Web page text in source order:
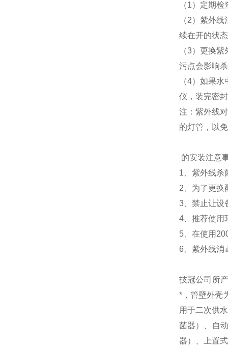
（1）定期
（2）紫外
续在开的状
（3）更换
污点会影响
（4）如果
仪，装完密
注：紫外线
的灯管，以
的安装注意
1、紫外线杀
2、为了更换
3、禁止让设
4、推荐使用
5、在使用
6、紫外线消
技冠公司所
*，管壁外壳
用于二次供
菌器）、自
器）、上置